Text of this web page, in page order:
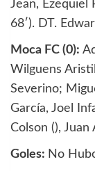
Jean, Ezequiel
68′). DT.
Moca FC (0):
Wilguens
Severino;
García, Joel
Colson (), Juan
Goles: No